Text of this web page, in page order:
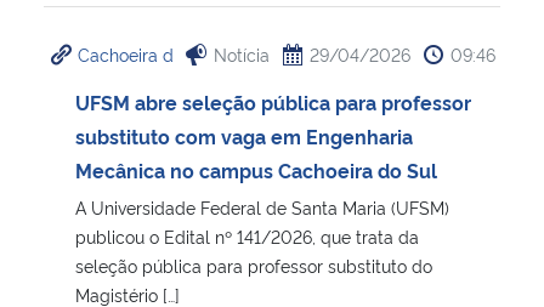
Cachoeira d Notícia 29/04/2026 09:46
UFSM abre seleção pública para professor
substituto com vaga em Engenharia
Mecânica no campus Cachoeira do Sul
A Universidade Federal de Santa Maria (UFSM)
publicou o Edital nº 141/2026, que trata da
seleção pública para professor substituto do
Magistério […]